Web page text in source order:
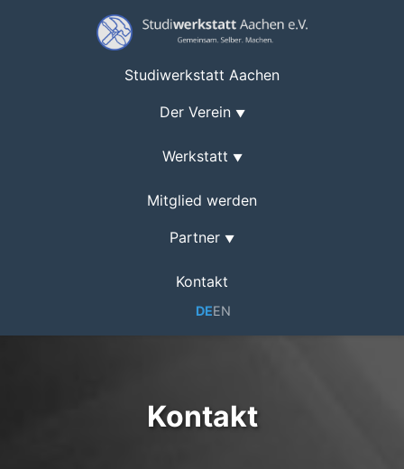
Studiwerkstatt Aachen
Der Verein ▼
Werkstatt ▼
Mitglied werden
Partner ▼
Kontakt
DEEN
Kontakt